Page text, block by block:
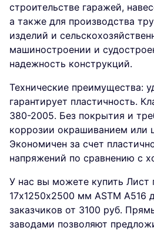
строительстве гаражей,
а также для производства
изделий и
машиностроении и
надежность конструкций.
Технические преимущества:
гарантирует пластичность.
380-2005. Без покрытия и
коррозии окрашиванием или
Экономичен за счет
напряжений по сравнению с
У нас вы можете купить Лист
17х1250х2500 мм ASTM A516
заказчиков от 3100 руб.
заводами позволяют